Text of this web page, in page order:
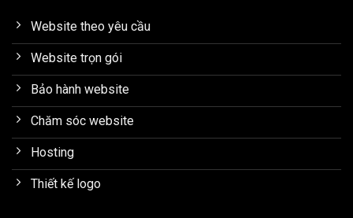
Website theo yêu cầu
Website trọn gói
Bảo hành website
Chăm sóc website
Hosting
Thiết kế logo